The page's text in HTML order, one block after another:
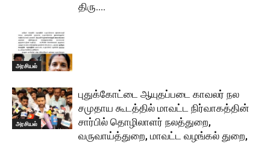
திரு....
அரசியல்
அரசியல்
புதுக்கோட்டை ஆயுதப்படை காவலர் நல
சமுதாய கூடத்தில் மாவட்ட நிர்வாகத்தின்
சார்பில் தொழிலாளர் நலத்துறை,
வருவாய்த்துறை, மாவட்ட வழங்கல் துறை,